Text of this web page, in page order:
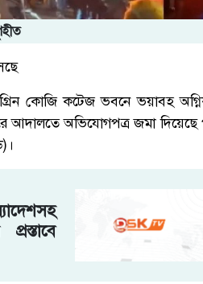
কোজি কটেজ ভবনে ভয়াবহ
আদালতে অভিযোগপত্র জমা